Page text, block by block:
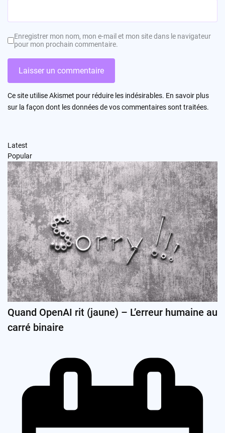
Enregistrer mon nom, mon e-mail et mon site dans le navigateur
pour mon prochain commentaire.
Ce site utilise Akismet pour réduire les indésirables. En savoir plus
sur la façon dont les données de vos commentaires sont traitées.
Latest
Popular
Quand OpenAI rit (jaune) – L’erreur humaine au
carré binaire